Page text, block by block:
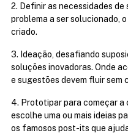
2. Definir as necessidades de
problema a ser solucionado,
criado.
3. Ideação, desafiando
soluções inovadoras. Onde
e sugestões devem fluir sem
4. Prototipar para começar a
escolhe uma ou mais ideias
os famosos post-its que